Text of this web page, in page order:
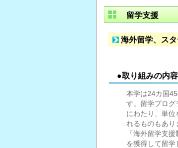
留学支援
海外留学、ス
●取り組みの内容
本学は24カ国
す。留学プログ
にわたり、単位
れるものもあ
「海外留学支
を獲得して留学